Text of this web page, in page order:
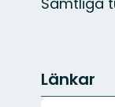
Länkar